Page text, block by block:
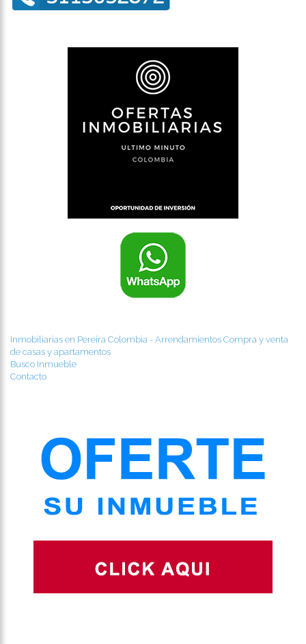
Inmobiliarias en Pereira Colombia - Arrendamientos Compra y venta
de casas y apartamentos
Busco Inmueble
Contacto